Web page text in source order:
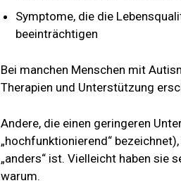
Symptome, die die
beeinträchtigen
Bei manchen Menschen mit
Therapien und Unterstützung
Andere, die einen geringeren
„hochfunktionierend“
„anders“ ist. Vielleicht haben sie
warum.